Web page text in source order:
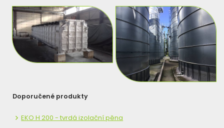
Doporučené produkty
EKO H 200 - tvrdá izolační pěna